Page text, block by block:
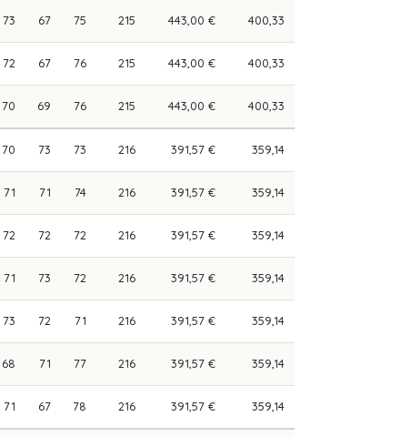
73 67 75 215 443,00 € 400,33
72 67 76 215 443,00 € 400,33
70 69 76 215 443,00 € 400,33
70 73 73 216 391,57 € 359,14
71 71 74 216 391,57 € 359,14
72 72 72 216 391,57 € 359,14
71 73 72 216 391,57 € 359,14
73 72 71 216 391,57 € 359,14
68 71 77 216 391,57 € 359,14
71 67 78 216 391,57 € 359,14